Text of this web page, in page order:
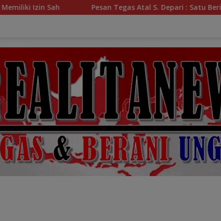
Pesan Tegas Atal S. Depari : Satu Berita Tak Terverifikasi